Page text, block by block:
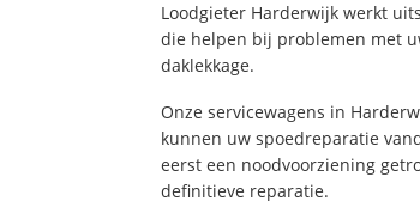
Loodgieter Harderwijk werkt
die helpen bij problemen met
daklekkage.
Onze servicewagens in
kunnen uw spoedreparatie
eerst een noodvoorziening
definitieve reparatie.